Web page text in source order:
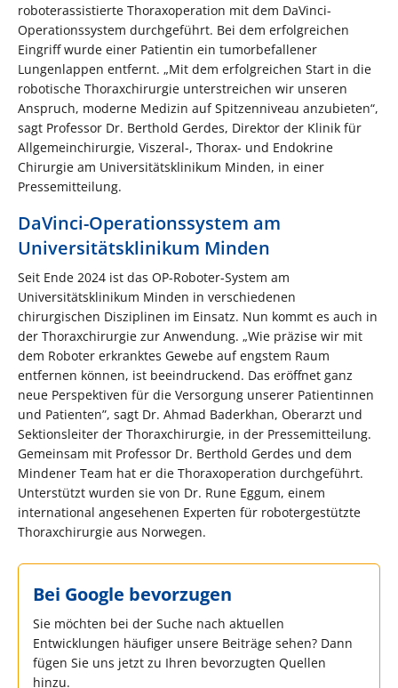
roboterassistierte Thoraxoperation mit dem DaVinci-
Operationssystem durchgeführt. Bei dem erfolgreichen
Eingriff wurde einer Patientin ein tumorbefallener
Lungenlappen entfernt. „Mit dem erfolgreichen Start in die
robotische Thoraxchirurgie unterstreichen wir unseren
Anspruch, moderne Medizin auf Spitzenniveau anzubieten“,
sagt Professor Dr. Berthold Gerdes, Direktor der Klinik für
Allgemeinchirurgie, Viszeral-, Thorax- und Endokrine
Chirurgie am Universitätsklinikum Minden, in einer
Pressemitteilung.
DaVinci-Operationssystem am
Universitätsklinikum Minden
Seit Ende 2024 ist das OP-Roboter-System am
Universitätsklinikum Minden in verschiedenen
chirurgischen Disziplinen im Einsatz. Nun kommt es auch in
der Thoraxchirurgie zur Anwendung. „Wie präzise wir mit
dem Roboter erkranktes Gewebe auf engstem Raum
entfernen können, ist beeindruckend. Das eröffnet ganz
neue Perspektiven für die Versorgung unserer Patientinnen
und Patienten”, sagt Dr. Ahmad Baderkhan, Oberarzt und
Sektionsleiter der Thoraxchirurgie, in der Pressemitteilung.
Gemeinsam mit Professor Dr. Berthold Gerdes und dem
Mindener Team hat er die Thoraxoperation durchgeführt.
Unterstützt wurden sie von Dr. Rune Eggum, einem
international angesehenen Experten für robotergestützte
Thoraxchirurgie aus Norwegen.
Bei Google bevorzugen
Sie möchten bei der Suche nach aktuellen
Entwicklungen häufiger unsere Beiträge sehen? Dann
fügen Sie uns jetzt zu Ihren bevorzugten Quellen
hinzu.